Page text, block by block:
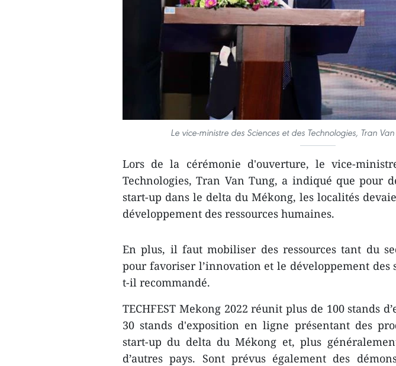
Le vice-ministre des Sciences et des Technologies, Tran
Lors de la cérémonie d'ouverture, le vice-
Technologies, Tran Van Tung, a indiqué que pour
start-up dans le delta du Mékong, les localités
développement des ressources humaines.
En plus, il faut mobiliser des ressources tant du
pour favoriser l’innovation et le développement des
t-il recommandé.
TECHFEST Mekong 2022 réunit plus de 100 stands
30 stands d'exposition en ligne présentant des
start-up du delta du Mékong et, plus
d’autres pays. Sont prévus également des